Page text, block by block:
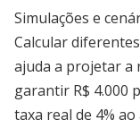
Simulações e
Calcular
ajuda a projetar a
garantir R$ 4.000
taxa real de 4%